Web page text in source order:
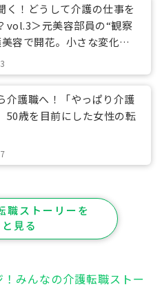
く！どうして介護の仕事を
vol.3＞元美容部員の“観察
容で開花。小さな変化に
とは
介護職へ！「やっぱり介護
50歳を目前にした女性の転
職ストーリーを
見る